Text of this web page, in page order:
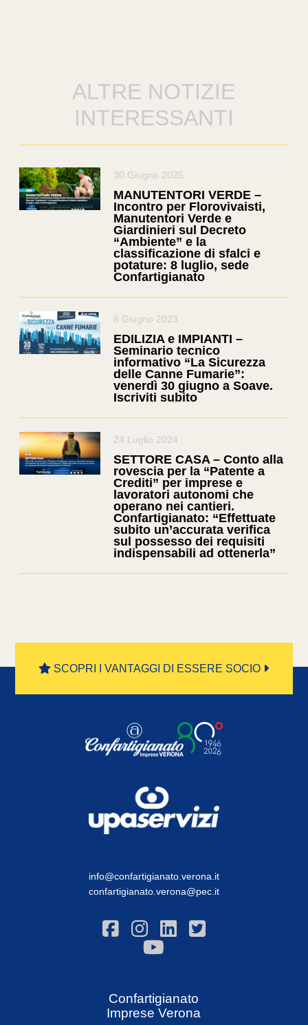
ALTRE NOTIZIE
INTERESSANTI
30 Giugno 2025
MANUTENTORI VERDE –
Incontro per Florovivaisti,
Manutentori Verde e
Giardinieri sul Decreto
“Ambiente” e la
classificazione di sfalci e
potature: 8 luglio, sede
Confartigianato
8 Giugno 2023
EDILIZIA e IMPIANTI –
Seminario tecnico
informativo “La Sicurezza
delle Canne Fumarie”:
venerdì 30 giugno a Soave.
Iscriviti subito
24 Luglio 2024
SETTORE CASA – Conto alla
rovescia per la “Patente a
Crediti” per imprese e
lavoratori autonomi che
operano nei cantieri.
Confartigianato: “Effettuate
subito un’accurata verifica
sul possesso dei requisiti
indispensabili ad ottenerla”
SCOPRI I VANTAGGI DI ESSERE SOCIO
info@confartigianato.verona.it
confartigianato.verona@pec.it
Confartigianato
Imprese Verona